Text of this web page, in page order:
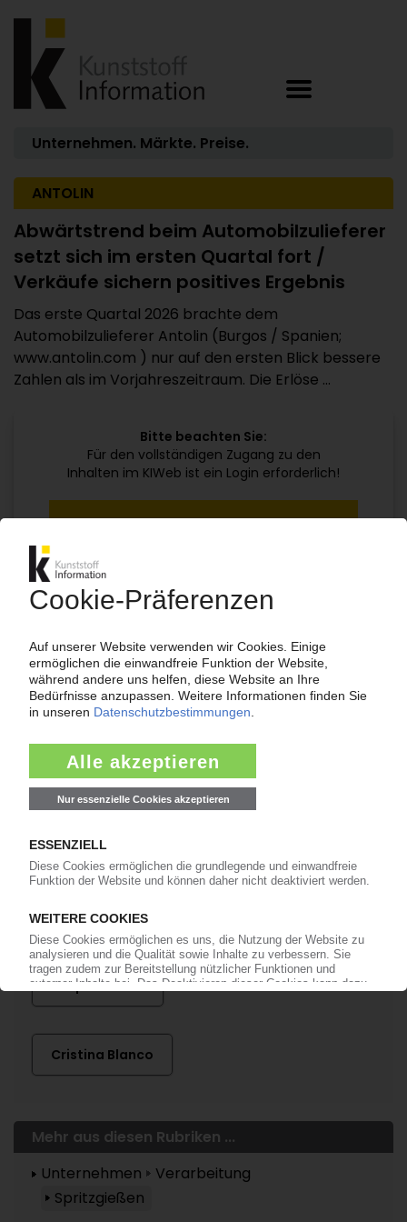
Unternehmen. Märkte. Preise.
ANTOLIN
Abwärtstrend beim Automobilzulieferer
setzt sich im ersten Quartal fort /
Verkäufe sichern positives Ergebnis
Das erste Quartal 2026 brachte dem
Automobilzulieferer Antolin (Burgos / Spanien;
www.antolin.com ) nur auf den ersten Blick bessere
Zahlen als im Vorjahreszeitraum. Die Erlöse ...
Bitte beachten Sie:
Für den vollständigen Zugang zu den
Inhalten im KIWeb ist ein Login erforderlich!
Ihr KI Zugang
ab99€/Monat
Jetzt kostenlos testen
Bereits KI-Abonnent? Jetzt
anmelden!
Mehr zu ...
Grupo Antolin
Cristina Blanco
Mehr aus diesen Rubriken ...
Unternehmen
Verarbeitung
Spritzgießen